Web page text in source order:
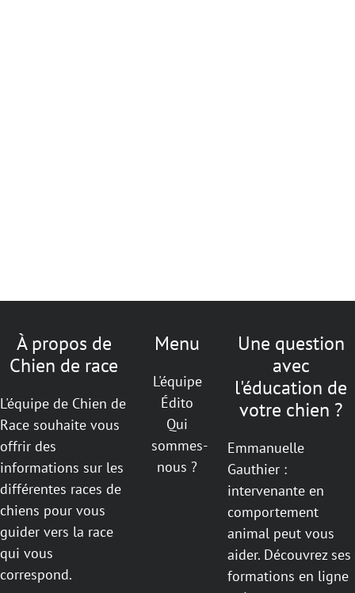
À propos de
Chien de race
L'équipe de Chien de
Race souhaite vous
offrir des
informations sur les
différentes races de
chiens pour vous
guider vers la race
qui vous
correspond.
Menu
L'équipe
Édito
Qui
sommes-
nous ?
Une question
avec
l'éducation de
votre chien ?
Emmanuelle
Gauthier :
intervenante en
comportement
animal peut vous
aider. Découvrez ses
formations en ligne